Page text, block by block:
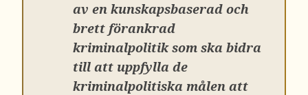
av en kunskapsbaserad och
brett förankrad
kriminalpolitik som ska bidra
till att uppfylla de
kriminalpolitiska målen att